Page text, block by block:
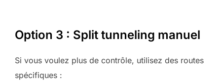
Option 3 : Split tunneling manuel
Si vous voulez plus de contrôle, utilisez des routes
spécifiques :